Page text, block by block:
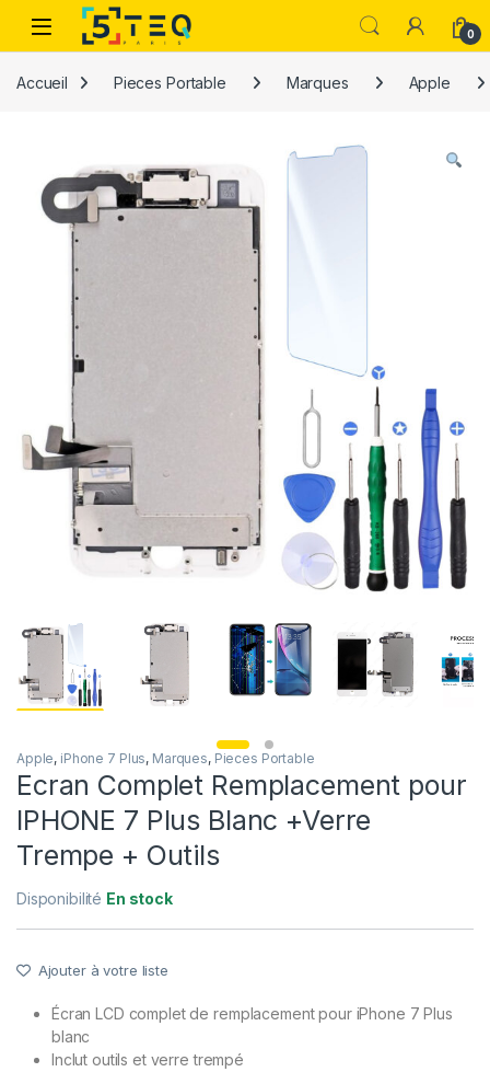
Passer à la navigation
Aller au contenu
0
Accueil Pieces Portable Marques Apple
Apple, iPhone 7 Plus, Marques, Pieces Portable
Ecran Complet Remplacement pour
IPHONE 7 Plus Blanc +Verre
Trempe + Outils
Disponibilité En stock
Ajouter à votre liste
Écran LCD complet de remplacement pour iPhone 7 Plus
blanc
Inclut outils et verre trempé